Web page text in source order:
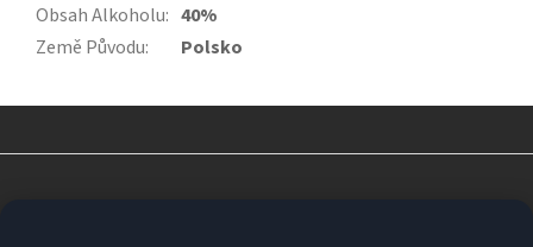
Obsah Alkoholu: 40%
Země Původu: Polsko